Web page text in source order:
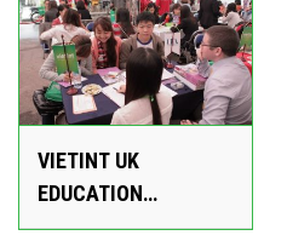
VIETINT UK
EDUCATION
ROADSHOW HN